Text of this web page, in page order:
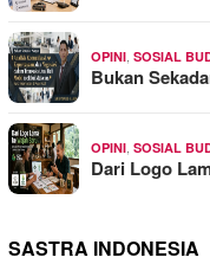
OPINI SOSIAL
Bukan
OPINI SOSIAL
Dari Logo
SASTRA INDONESIA